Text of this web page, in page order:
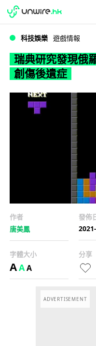
WWDC 2026
科技娛樂 遊戲情報
瑞典研究發現俄
創傷後遺症
作者
唐美鳳
發佈
字體大小
AAA
分享
ADVERTISEMENT